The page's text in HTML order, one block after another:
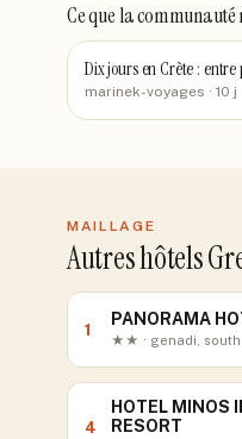
Ce que la communauté
Dix jours en Crète :
marinek-voyages · 10 j
MAILLAGE
Autres hôtels
1
PANORAMA
★★ · genadi, south
4
HOTEL MINOS
RESORT